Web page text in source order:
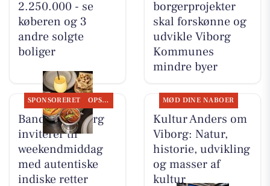
2.250.000 - se
køberen og 3
andre solgte
boliger
borgerprojekter
skal forskønne og
udvikle Viborg
Kommunes
mindre byer
SPONSORERET OPSLAGSTAVLEN
Bandhan Viborg
inviterer til
weekendmiddag
med autentiske
indiske retter
MØD DINE NABOER
Kultur Anders om
Viborg: Natur,
historie, udvikling
og masser af
kultur